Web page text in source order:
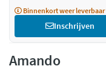
Binnenkort weer leverbaar
Inschrijven
Amando